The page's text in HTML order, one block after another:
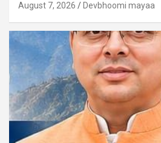
August 7, 2026 Devbhoomi mayaa